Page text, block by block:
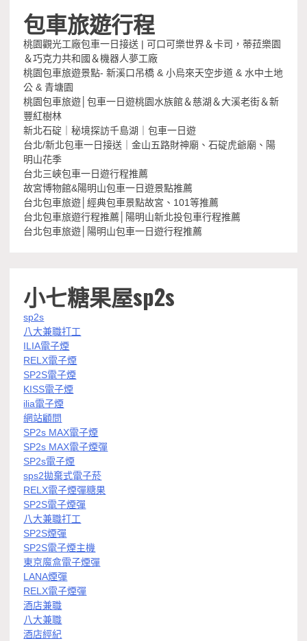
包車旅遊行程
桃園觀光工廠包車一日接送 | 可口可樂世界＆卡司，蒂菈樂園
＆巧克力共和國＆機器人夢工廠
桃園包車旅遊景點- 新溪口吊橋 & 小烏來天空步道 & 水中土地
公 & 青塘園
桃園包車旅遊│包車一日遊桃園水族館＆慈湖＆大溪老街＆新
豐紅樹林
新北石碇｜秘境探訪千島湖｜包車一日遊
台北/新北包車一日接送｜金山五路財神廟、石碇虎爺廟、陽
明山花季
台北三峽包車一日遊行程推薦
故宮博物館&陽明山包車一日遊景點推薦
台北包車旅遊│經典包車景點故宮、101等推薦
台北包車旅遊行程推薦│陽明山新北投包車行程推薦
台北包車旅遊│陽明山包車一日遊行程推薦
小七糖果屋sp2s
sp2s
八大兼職打工
ILIA電子煙
RELX電子煙
SP2S電子煙
KISS電子煙
ilia電子煙
網站顧問
SP2s MAX電子煙
SP2s MAX電子煙彈
SP2s電子煙
sps2拋棄式電子菸
RELX電子煙彈糖果
SP2S電子煙彈
八大兼職打工
SP2S煙彈
SP2S電子煙主機
東京魔盒電子煙彈
LANA煙彈
RELX電子煙彈
酒店兼職
八大兼職
酒店經紀